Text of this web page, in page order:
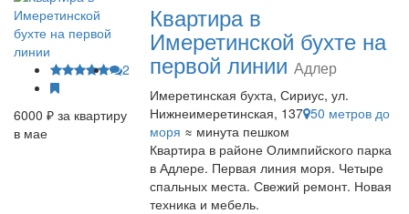
2
6000 ₽ за квартиру
в мае
Квартира в
Имеретинской бухте на
первой линии Адлер
Имеретинская бухта, Сириус, ул.
Нижнеимеретинская, 137 50 метров до
моря ≈ минута пешком
Квартира в районе Олимпийского парка
в Адлере. Первая линия моря. Четыре
спальных места. Свежий ремонт. Новая
техника и мебель.